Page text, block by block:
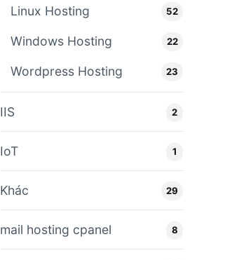
Linux Hosting 52
Windows Hosting 22
Wordpress Hosting 23
IIS 2
IoT 1
Khác 29
mail hosting cpanel 8